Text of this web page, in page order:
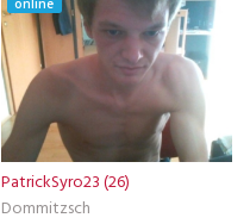
PatrickSyro23 (26)
Dommitzsch